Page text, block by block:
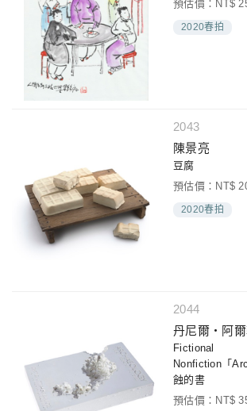
預估價：NT$
2020春拍
2043
陳景亮
豆腐
預估價：NT$
2020春拍
2044
丹尼爾‧阿
Fictional
Nonfiction「
蝕的書
預估價：NT$